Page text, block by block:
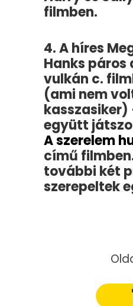
filmben.
4. A híres
Hanks páros
vulkán c.
(ami nem
együtt
A szerelem
című
további két
szerepeltek